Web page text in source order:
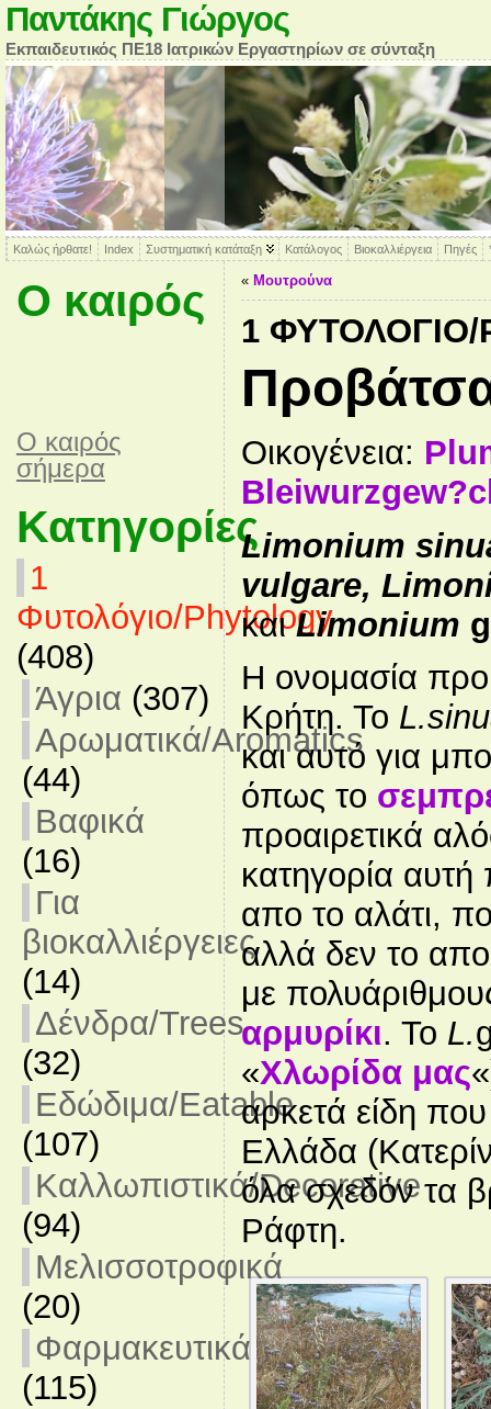
Παντάκης Γιώργος
Εκπαιδευτικός ΠΕ18 Ιατρικών Εργαστηρίων σε σύνταξη
Καλώς ήρθατε! Index Συστηματική κατάταξη Κατάλογος Βιοκαλλιέργεια Πηγές
Ο καιρός
O καιρός
σήμερα
Κατηγορίες
1
Φυτολόγιο/Phytology
(408)
Άγρια (307)
Αρωματικά/Aromatics
(44)
Βαφικά
(16)
Για
βιοκαλλιέργειες
(14)
Δένδρα/Trees
(32)
Εδώδιμα/Eatable
(107)
Καλλωπιστικά/Decorative
(94)
Μελισσοτροφικά
(20)
Φαρμακευτικά
(115)
« Μουτρούνα
1 ΦΥΤΟΛΌΓΙΟ/
Οικογένεια:
Limonium
vulgare,
καιLimonium
Η ονομασία
Κρήτη. Το
και αυτό για
όπως το
προαιρετικά
κατηγορία αυτή
απο το αλάτι,
αλλά δεν το
με
αρμυρίκι. Το L.
«Χλωρίδα μας
αρκετά είδη
Ελλάδα
όλα σχεδόν τα
Ράφτη.